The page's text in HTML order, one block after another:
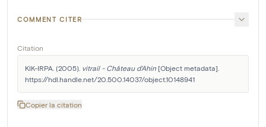
COMMENT CITER
Citation
KIK-IRPA. (2005). vitrail - Château d'Ahin [Object metadata].
https://hdl.handle.net/20.500.14037/object.10148941
Copier la citation